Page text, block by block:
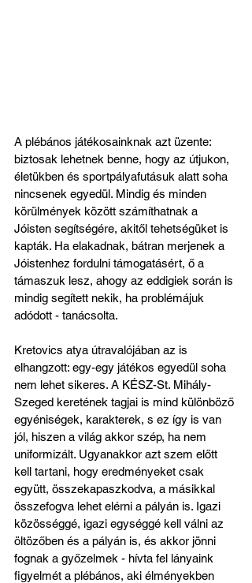
A plébános játékosainknak azt üzente:
biztosak lehetnek benne, hogy az útjukon,
életükben és sportpályafutásuk alatt soha
nincsenek egyedül. Mindig és minden
körülmények között számíthatnak a
Jóisten segítségére, akitől tehetségüket is
kapták. Ha elakadnak, bátran merjenek a
Jóistenhez fordulni támogatásért, ő a
támaszuk lesz, ahogy az eddigiek során is
mindig segített nekik, ha problémájuk
adódott - tanácsolta.
Kretovics atya útravalójában az is
elhangzott: egy-egy játékos egyedül soha
nem lehet sikeres. A KÉSZ-St. Mihály-
Szeged keretének tagjai is mind különböző
egyéniségek, karakterek, s ez így is van
jól, hiszen a világ akkor szép, ha nem
uniformizált. Ugyanakkor azt szem előtt
kell tartani, hogy eredményeket csak
együtt, összekapaszkodva, a másikkal
összefogva lehet elérni a pályán is. Igazi
közösséggé, igazi egységgé kell válni az
öltözőben és a pályán is, és akkor jönni
fognak a győzelmek - hívta fel lányaink
figyelmét a plébános, aki élményekben